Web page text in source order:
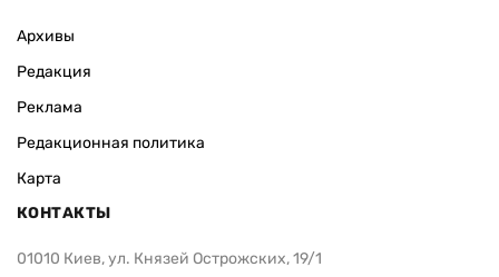
Архивы
Редакция
Реклама
Редакционная политика
Карта
КОНТАКТЫ
01010 Киев, ул. Князей Острожских, 19/1